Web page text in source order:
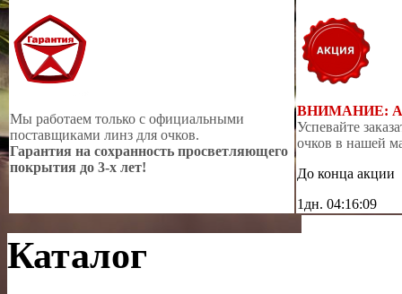
Мы работаем только с официальными
поставщиками линз для очков.
Гарантия на сохранность просветляющего
покрытия до 3-х лет!
ВНИМАНИЕ:
Успевайте
очков в нашей
До конца акции
1дн. 04:16:07
Каталог